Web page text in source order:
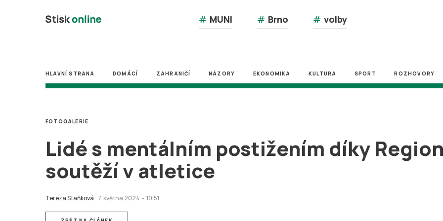
# MUNI # Brno # volby
HLAVNÍ STRANA DOMÁCÍ ZAHRANIČÍ NÁZORY EKONOMIKA KULTURA SPORT ROZHOVORY
Lidé s mentálním postižením díky
soutěží v atletice
Tereza Staňková 7. května 2024 • 19:51
FOTOGALERIE